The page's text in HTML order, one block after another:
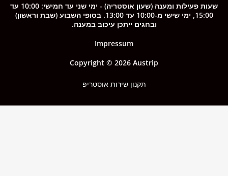
שעות פעילות ומענה (שעון אוסטריה) - ימי שני עד חמישי: 10:00 עד
15:00, ימי שישי מ-10:00 עד 13:00. בסופי השבוע (שבת וראשון)
ובחגים ייתכן עיכוב במענה.
Impressum
Copyright © 2026 Austrip
תקנון שירות אוסטריפ